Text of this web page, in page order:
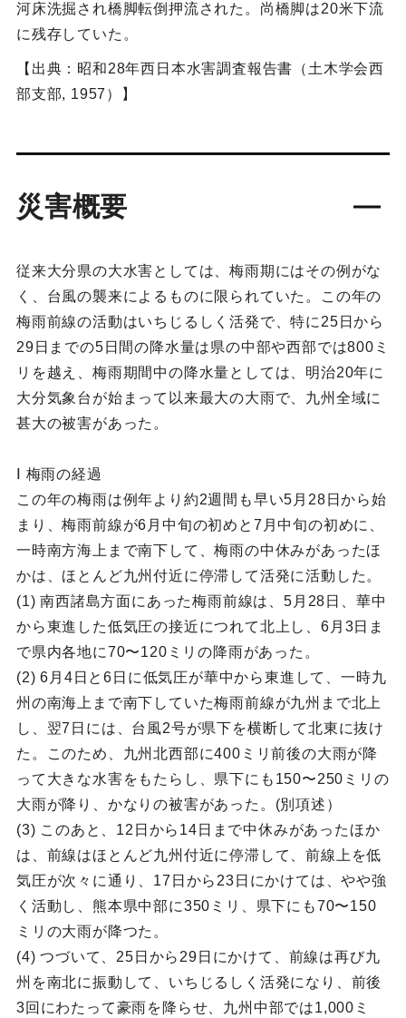
河床洗掘され橋脚転倒押流された。尚橋脚は20米下流
に残存していた。
【出典：昭和28年西日本水害調査報告書（土木学会西
部支部, 1957）】
災害概要
従来大分県の大水害としては、梅雨期にはその例がな
く、台風の襲来によるものに限られていた。この年の
梅雨前線の活動はいちじるしく活発で、特に25日から
29日までの5日間の降水量は県の中部や西部では800ミ
リを越え、梅雨期間中の降水量としては、明治20年に
大分気象台が始まって以来最大の大雨で、九州全域に
甚大の被害があった。
Ⅰ 梅雨の経過
この年の梅雨は例年より約2週間も早い5月28日から始
まり、梅雨前線が6月中旬の初めと7月中旬の初めに、
一時南方海上まで南下して、梅雨の中休みがあったほ
かは、ほとんど九州付近に停滞して活発に活動した。
(1) 南西諸島方面にあった梅雨前線は、5月28日、華中
から東進した低気圧の接近につれて北上し、6月3日ま
で県内各地に70〜120ミリの降雨があった。
(2) 6月4日と6日に低気圧が華中から東進して、一時九
州の南海上まで南下していた梅雨前線が九州まで北上
し、翌7日には、台風2号が県下を横断して北東に抜け
た。このため、九州北西部に400ミリ前後の大雨が降
って大きな水害をもたらし、県下にも150〜250ミリの
大雨が降り、かなりの被害があった。(別項述）
(3) このあと、12日から14日まで中休みがあったほか
は、前線はほとんど九州付近に停滞して、前線上を低
気圧が次々に通り、17日から23日にかけては、やや強
く活動し、熊本県中部に350ミリ、県下にも70〜150
ミリの大雨が降つた。
(4) つづいて、25日から29日にかけて、前線は再び九
州を南北に振動して、いちじるしく活発になり、前後
3回にわたって豪雨を降らせ、九州中部では1,000ミ